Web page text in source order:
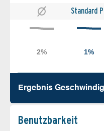
Standard
Ergebnis
Benutz­barkeit